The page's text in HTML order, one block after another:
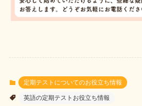
定期テストについてのお役立ち情報
英語の定期テストお役立ち情報